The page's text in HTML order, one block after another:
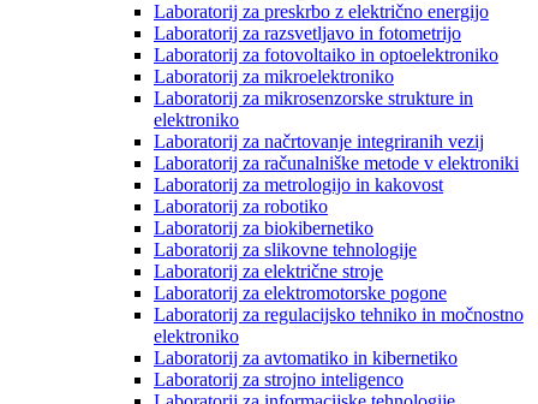
Laboratorij za preskrbo z električno energijo
Laboratorij za razsvetljavo in fotometrijo
Laboratorij za fotovoltaiko in optoelektroniko
Laboratorij za mikroelektroniko
Laboratorij za mikrosenzorske strukture in
elektroniko
Laboratorij za načrtovanje integriranih vezij
Laboratorij za računalniške metode v elektroniki
Laboratorij za metrologijo in kakovost
Laboratorij za robotiko
Laboratorij za biokibernetiko
Laboratorij za slikovne tehnologije
Laboratorij za električne stroje
Laboratorij za elektromotorske pogone
Laboratorij za regulacijsko tehniko in močnostno
elektroniko
Laboratorij za avtomatiko in kibernetiko
Laboratorij za strojno inteligenco